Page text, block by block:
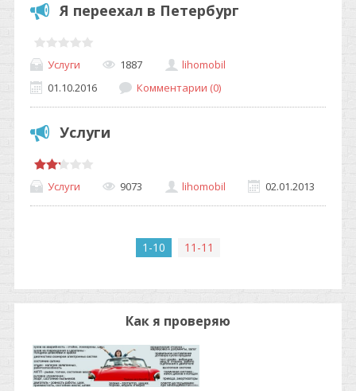
Я переехал в Петербург
Услуги 1887
lihomobil
01.10.2016
Комментарии (0)
Услуги
Услуги 9073 lihomobil 02.01.2013
1-10 11-11
Как я проверяю